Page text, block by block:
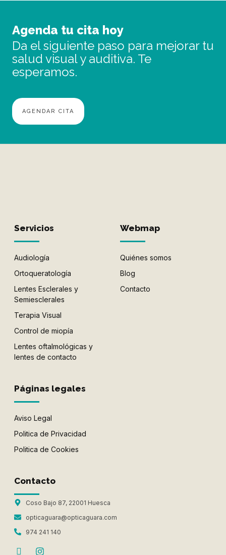
Agenda tu cita hoy
Da el siguiente paso para mejorar tu
salud visual y auditiva. Te
esperamos.
AGENDAR CITA
Servicios
Audiología
Ortoqueratología
Lentes Esclerales y
Semiesclerales
Terapia Visual
Control de miopía
Lentes oftalmológicas y
lentes de contacto
Webmap
Quiénes somos
Blog
Contacto
Páginas legales
Aviso Legal
Politica de Privacidad
Politica de Cookies
Contacto
Coso Bajo 87, 22001 Huesca
opticaguara@opticaguara.com
974 241 140